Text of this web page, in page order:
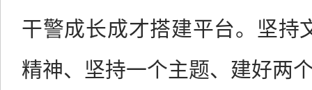
干警成长成才搭建平台。坚持
精神、坚持一个主题、建好两